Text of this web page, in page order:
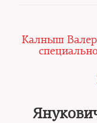
Калныш